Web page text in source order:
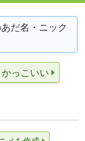
だ名・ニック
かっこいい